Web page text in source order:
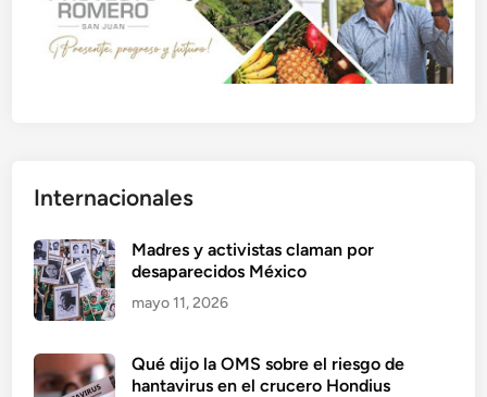
Internacionales
Madres y activistas claman por
desaparecidos México
mayo 11, 2026
Qué dijo la OMS sobre el riesgo de
hantavirus en el crucero Hondius